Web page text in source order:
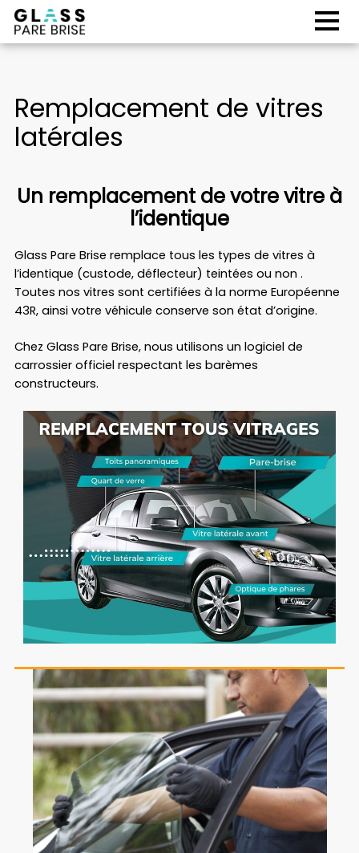
Skip
content
Remplacement de vitres
latérales
Un remplacement de votre vitre à
l’identique
Glass Pare Brise remplace tous les types de vitres à
l’identique (custode, déflecteur) teintées ou non .
Toutes nos vitres sont certifiées à la norme Européenne
43R, ainsi votre véhicule conserve son état d’origine.
Chez Glass Pare Brise, nous utilisons un logiciel de
carrossier officiel respectant les barèmes
constructeurs.